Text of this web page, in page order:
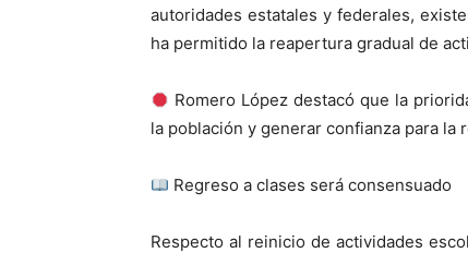
autoridades estatales y federales,
ha permitido la reapertura gradual de
Romero López destacó que la
la población y generar confianza para la
Regreso a clases será consensuado
Respecto al reinicio de actividades